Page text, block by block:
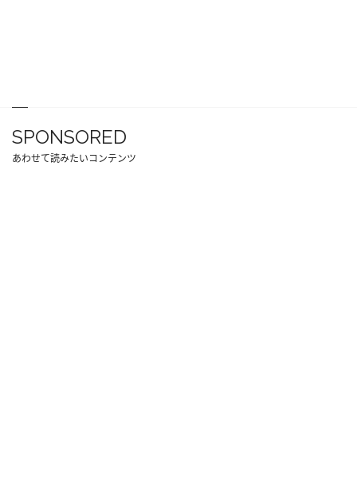
SPONSORED
あわせて読みたいコンテンツ